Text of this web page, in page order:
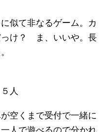
似て非なるゲーム。カ
っけ？ ま、いいや。長
人
空くまで受付で一緒に
人で遊べるので分かれ